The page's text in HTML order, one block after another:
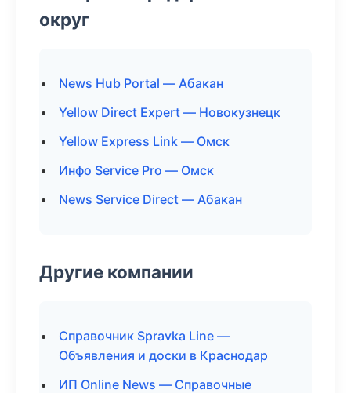
округ
News Hub Portal — Абакан
Yellow Direct Expert — Новокузнецк
Yellow Express Link — Омск
Инфо Service Pro — Омск
News Service Direct — Абакан
Другие компании
Справочник Spravka Line —
Объявления и доски в Краснодар
ИП Online News — Справочные